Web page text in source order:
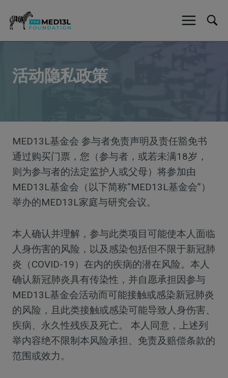
活动隐私政策
MED13L基金会 参与者免责声明及责任豁免书
通过购买门票，您（参与者，或若未满18岁，
则为参与者的法定监护人或父母）将参加由
MED13L基金会（以下简称“MED13L基金会”）
举办的MED13L家庭与研究会议。
本人确认并理解，参与此类项目可能使本人面临
人身伤害的风险，以及感染包括但不限于新冠肺
炎（COVID-19）在内的疾病的潜在风险。本人
确认新冠肺炎具有传染性，并自愿承担因参与
MED13L基金会活动而可能接触或感染新冠肺炎
的风险，且此类接触或感染可能导致人身伤害、
疾病、永久性残疾及死亡。 本人同意，上述列
举内容绝不限制本风险承担、免责及赔偿条款的
范围或效力。